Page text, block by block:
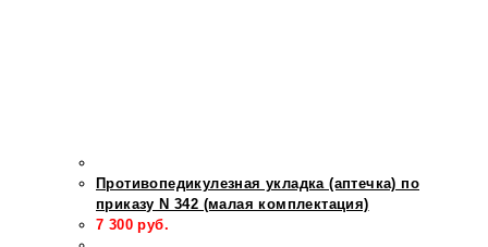
Противопедикулезная укладка (аптечка) по
приказу N 342 (малая комплектация)
7 300 руб.